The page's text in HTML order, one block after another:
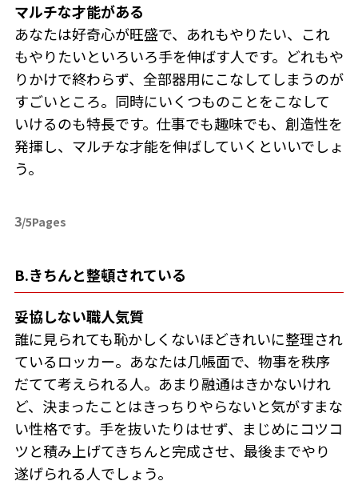
マルチな才能がある
あなたは好奇心が旺盛で、あれもやりたい、これ
もやりたいといろいろ手を伸ばす人です。どれもや
りかけで終わらず、全部器用にこなしてしまうのが
すごいところ。同時にいくつものことをこなして
いけるのも特長です。仕事でも趣味でも、創造性を
発揮し、マルチな才能を伸ばしていくといいでしょ
う。
3/5Pages
B.きちんと整頓されている
妥協しない職人気質
誰に見られても恥かしくないほどきれいに整理され
ているロッカー。あなたは几帳面で、物事を秩序
だてて考えられる人。あまり融通はきかないけれ
ど、決まったことはきっちりやらないと気がすまな
い性格です。手を抜いたりはせず、まじめにコツコ
ツと積み上げてきちんと完成させ、最後までやり
遂げられる人でしょう。